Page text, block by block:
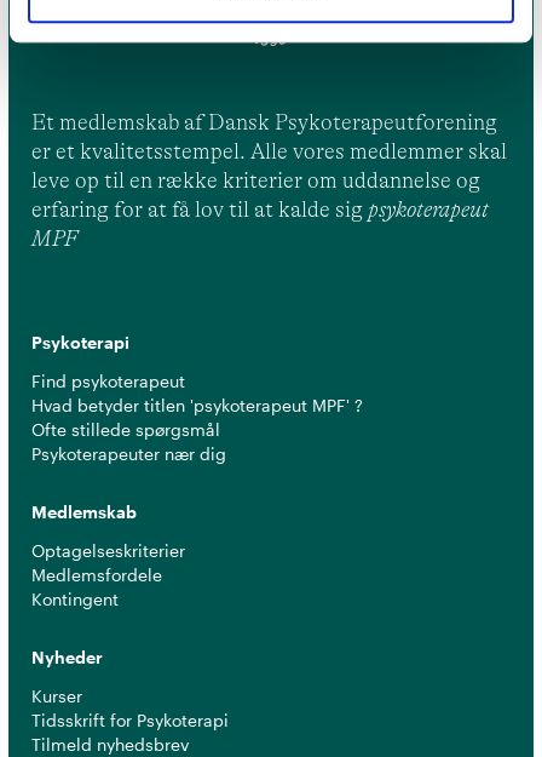
Et medlemskab af Dansk Psykoterapeutforening
er et kvalitetsstempel. Alle vores medlemmer skal
leve op til en række kriterier om uddannelse og
erfaring for at få lov til at kalde sig psykoterapeut
MPF
Psykoterapi
Find psykoterapeut
Hvad betyder titlen 'psykoterapeut MPF' ?
Ofte stillede spørgsmål
Psykoterapeuter nær dig
Medlemskab
Optagelseskriterier
Medlemsfordele
Kontingent
Nyheder
Kurser
Tidsskrift for Psykoterapi
Tilmeld nyhedsbrev